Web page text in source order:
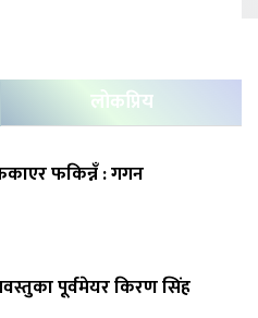
लोकप्रिय
फकाएर फकिन्नँ : गगन
पूर्वमेयर किरण सिंह